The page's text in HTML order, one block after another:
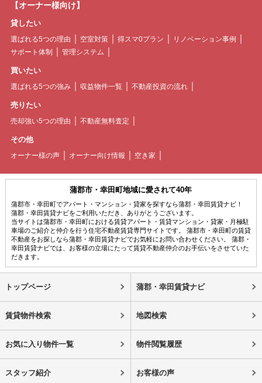
【オーナー様向け】
貸したい
選ばれる5つの理由 空室対策 得スマ0プラン
リノベーション事例
サポート体制
管理システム
買いたい
選ばれる5つの強み 収益物件一覧 不動産投資の流れ
売りたい
売却強い5つの理由 不動産無料査定
その他
オーナー様の声 オーナー向け情報 空き家
蒲郡市・幸田町地域に愛されて40年
蒲郡市・幸田町でアパート・マンション・貸家を探すなら蒲郡・幸田賃貸ナビ！
蒲郡・幸田賃貸ナビをご利用いただき、ありがとうございます。
当サイトは蒲郡市・幸田町における賃貸アパート・賃貸マンション・貸家・月極駐
車場のご紹介と仲介を行う住宅不動産賃貸専門サイトです。 蒲郡市・幸田町の賃貸
不動産をお探しなら蒲郡・幸田賃貸ナビでお気軽にお問い合わせください。 蒲郡・
幸田賃貸ナビでは、お客様の立場にたって賃貸不動産仲介のお手伝いをさせていた
だきます。
トップページ 蒲郡・幸田賃貸ナビ
賃貸物件検索 地図検索
お気に入り物件一覧 物件閲覧履歴
スタッフ紹介 お客様の声